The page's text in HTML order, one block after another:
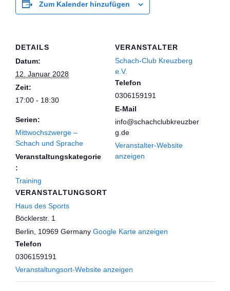
Zum Kalender hinzufügen
DETAILS
Datum:
12. Januar 2028
Zeit:
17:00 - 18:30
Serien:
Mittwochszwerge –
Schach und Sprache
Veranstaltungskategorie
:
Training
VERANSTALTUNGSORT
Haus des Sports
Böcklerstr. 1
Berlin
10969 Germany Google Karte anzeigen
Telefon
0306159191
Veranstaltungsort-Website anzeigen
VERANSTALTER
Schach-Club Kreuzberg
e.V.
Telefon
0306159191
E-Mail
info@schachclubkreuzber
g.de
Veranstalter-Website
anzeigen